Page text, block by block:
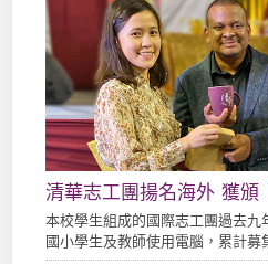
清華志工團揚名海外 獲頒
本校學生組成的國際志工團過去
國小學生及教師使用電腦，累計